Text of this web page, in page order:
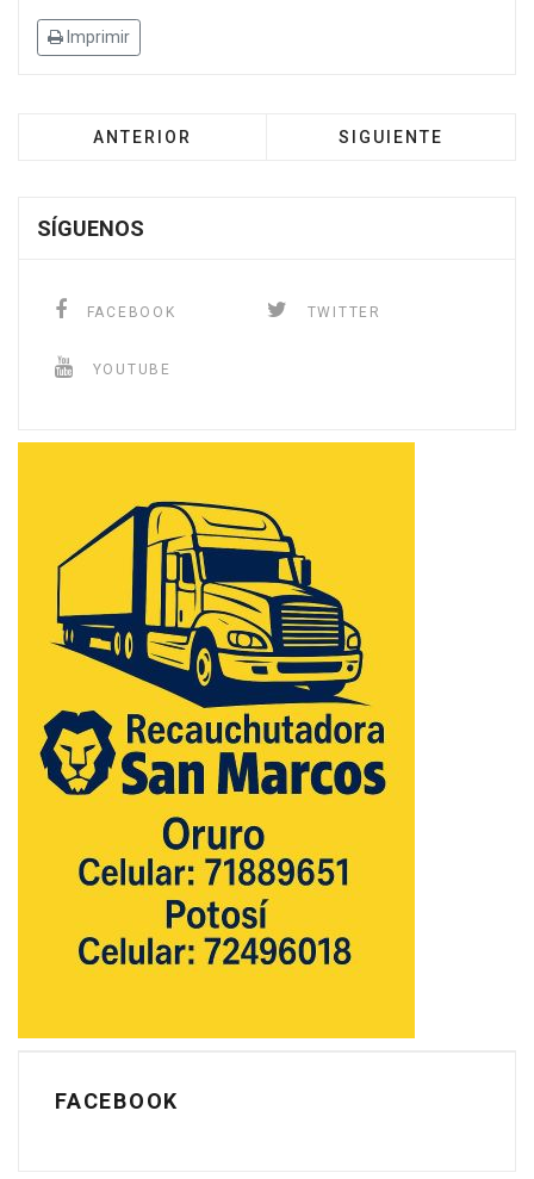
Imprimir
ANTERIOR SIGUIENTE
SÍGUENOS
FACEBOOK TWITTER
YOUTUBE
FACEBOOK